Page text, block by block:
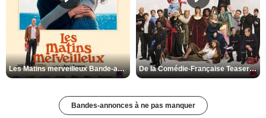
Les Matins merveilleux Bande-annonce VF De la Comédie-Française Teaser VF
Bandes-annonces à ne pas manquer